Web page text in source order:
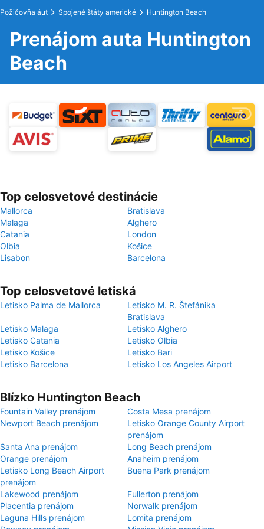
Požičovňa áut Spojené štáty americké Huntington Beach
Prenájom auta Huntington
Beach
Top celosvetové destinácie
Mallorca
Bratislava
Malaga
Alghero
Catania
London
Olbia
Košice
Lisabon
Barcelona
Top celosvetové letiská
Letisko Palma de Mallorca
Letisko M. R. Štefánika
Bratislava
Letisko Malaga
Letisko Alghero
Letisko Catania
Letisko Olbia
Letisko Košice
Letisko Bari
Letisko Barcelona
Letisko Los Angeles Airport
Blízko Huntington Beach
Fountain Valley prenájom
Costa Mesa prenájom
Newport Beach prenájom
Letisko Orange County Airport
prenájom
Santa Ana prenájom
Long Beach prenájom
Orange prenájom
Anaheim prenájom
Letisko Long Beach Airport
prenájom
Buena Park prenájom
Lakewood prenájom
Fullerton prenájom
Placentia prenájom
Norwalk prenájom
Laguna Hills prenájom
Lomita prenájom